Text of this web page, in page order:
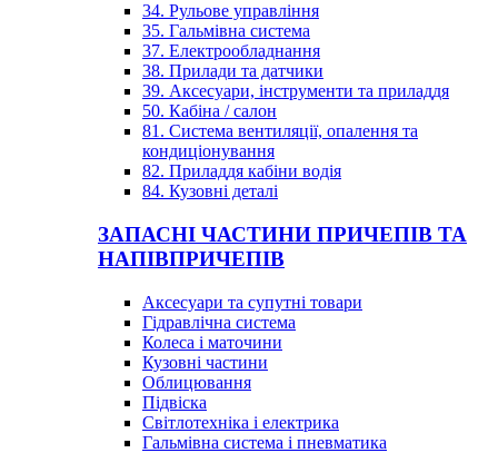
34. Рульове управління
35. Гальмівна система
37. Електрообладнання
38. Прилади та датчики
39. Аксесуари, інструменти та приладдя
50. Кабіна / салон
81. Система вентиляції, опалення та
кондиціонування
82. Приладдя кабіни водія
84. Кузовні деталі
ЗАПАСНІ ЧАСТИНИ ПРИЧЕПІВ ТА
НАПІВПРИЧЕПІВ
Аксесуари та супутні товари
Гідравлічна система
Колеса і маточини
Кузовні частини
Облицювання
Підвіска
Світлотехніка і електрика
Гальмівна система і пневматика